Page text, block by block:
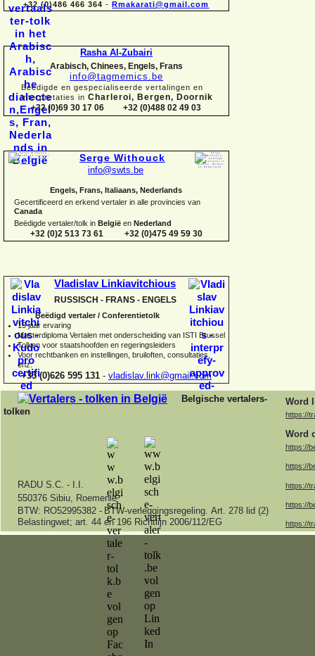
+32 (0)486 466 364 - Rmakarati@gmail.com
Rasha Al-Zubairi
Arabisch, Chinees, Engels, Frans
info@tagmemics.be
Beëdigde en gespecialiseerde vertalingen en
interpretaties in Charleroi, Bergen, Doornik
+32 (0)69 30 17 06 +32 (0)488 02 49 03
Serge Withouck
info@swts.be
Engels, Frans, Italiaans, Nederlands
Gecertificeerd en erkend vertaler in alle provincies van
Canada
Beëdigde vertaler/tolk in België en Nederland
+32 (0)2 513 73 61 +32 (0)475 49 59 30
Vladislav Linkiavitchious
RUSSISCH - FRANS - ENGELS
Beëdigd vertaler / Conferentietolk
15 jaar ervaring
Masterdiploma Vertalen met onderscheiding van ISTI Brussel
Tolken voor staatshoofden en regeringsleiders
Voor rechtbanken en instellingen, bruiloften, consultaties,
enz.
+33 (0)626 595 131 - vladislav.link@gmail.com
Belgische vertalers-
tolken
Word
https://
Word
https://
https://
https://
https://
https://
RADU S.C. - I.I.
550376 Sibiu, Roemenië
BTW: RO52995382 - BTW-verleggingsregeling. Art. 278 lid (2)
Belastingwet; art. 44 en 196 Richtlijn 2006/112/EG